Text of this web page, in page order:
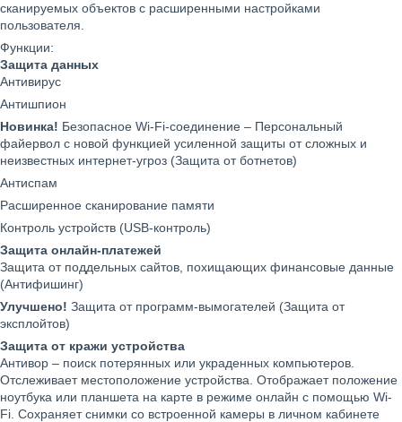
сканируемых объектов с расширенными настройками
пользователя.
Функции:
Защита данных
Антивирус
Антишпион
Новинка! Безопасное Wi-Fi-соединение – Персональный
файервол с новой функцией усиленной защиты от сложных и
неизвестных интернет-угроз (Защита от ботнетов)
Антиспам
Расширенное сканирование памяти
Контроль устройств (USB-контроль)
Защита онлайн-платежей
Защита от поддельных сайтов, похищающих финансовые данные
(Антифишинг)
Улучшено! Защита от программ-вымогателей (Защита от
эксплойтов)
Защита от кражи устройства
Антивор – поиск потерянных или украденных компьютеров.
Отслеживает местоположение устройства. Отображает положение
ноутбука или планшета на карте в режиме онлайн с помощью Wi-
Fi. Сохраняет снимки со встроенной камеры в личном кабинете